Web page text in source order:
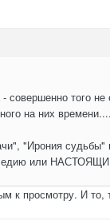
совершенно того не
на них
"Ирония судьбы"
или
к просмотру. И то,